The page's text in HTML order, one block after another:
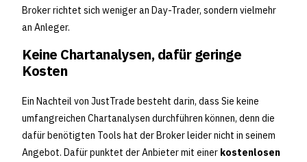
Broker richtet sich weniger an Day-Trader, sondern vielmehr
an Anleger.
Keine Chartanalysen, dafür geringe
Kosten
Ein Nachteil von JustTrade besteht darin, dass Sie keine
umfangreichen Chartanalysen durchführen können, denn die
dafür benötigten Tools hat der Broker leider nicht in seinem
Angebot. Dafür punktet der Anbieter mit einer kostenlosen